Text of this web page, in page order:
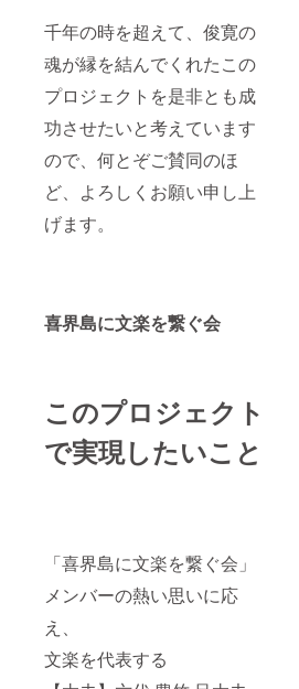
千年の時を超えて、俊寛の
魂が縁を結んでくれたこの
プロジェクトを是非とも成
功させたいと考えています
ので、何とぞご賛同のほ
ど、よろしくお願い申し上
げます。
喜界島に文楽を繋ぐ会
このプロジェクト
で実現したいこと
「喜界島に文楽を繋ぐ会」
メンバーの熱い思いに応
え、
文楽を代表する